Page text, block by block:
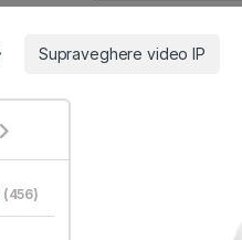
Supraveghere video IP
(456)